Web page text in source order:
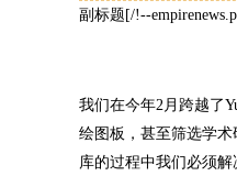
副标题[/!--
我们在今年2月跨越了
绘图板，甚至筛选学
库的过程中我们必须解